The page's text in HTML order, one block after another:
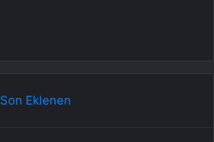
Son Eklenen